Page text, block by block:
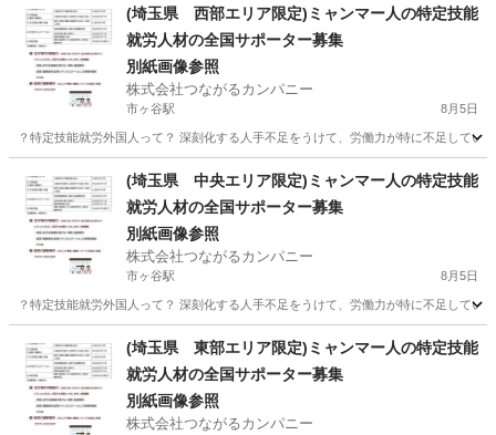
(埼玉県 西部エリア限定)ミャンマー人の特定技能
就労人材の全国サポーター募集
別紙画像参照
株式会社つながるカンパニー
市ヶ谷駅 8月5日
？特定技能就労外国人って？ 深刻化する人手不足をうけて、労働力が特に不足して
市ヶ谷駅 介護 特定技能
(埼玉県 中央エリア限定)ミャンマー人の特定技能
就労人材の全国サポーター募集
別紙画像参照
株式会社つながるカンパニー
市ヶ谷駅 8月5日
？特定技能就労外国人って？ 深刻化する人手不足をうけて、労働力が特に不足して
市ヶ谷駅 介護士 特定技能
(埼玉県 東部エリア限定)ミャンマー人の特定技能
就労人材の全国サポーター募集
別紙画像参照
株式会社つながるカンパニー